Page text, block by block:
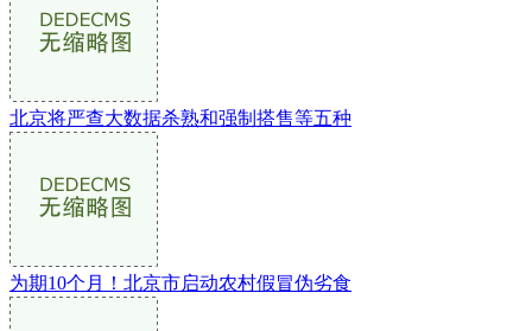
北京将严查大数据杀熟和强制搭售等五种
为期10个月！北京市启动农村假冒伪劣食